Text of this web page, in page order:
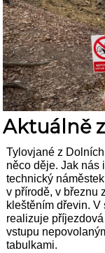
Aktuálně
Tylovjané z
něco děje. Jak nás
technický
v přírodě, v březnu
kleštěním dřevin.
realizuje
vstupu
tabulkami.